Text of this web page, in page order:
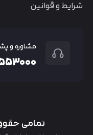
شرایط و قوانین
مشاوره و
تمامی